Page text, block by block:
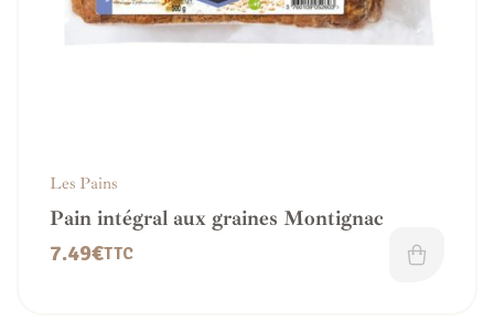
Les Pains
Pain intégral aux graines Montignac
7.49€TTC